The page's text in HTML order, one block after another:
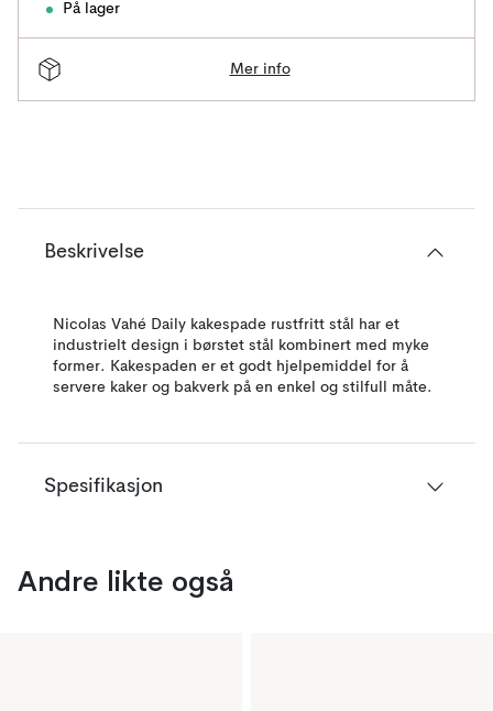
På lager
Mer info
Beskrivelse
Nicolas Vahé Daily kakespade rustfritt stål har et
industrielt design i børstet stål kombinert med myke
former. Kakespaden er et godt hjelpemiddel for å
servere kaker og bakverk på en enkel og stilfull måte.
Spesifikasjon
Andre likte også